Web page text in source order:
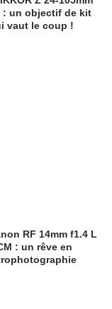
: un objectif de kit
vaut le coup !
RF 14mm f1.4 L
: un rêve en